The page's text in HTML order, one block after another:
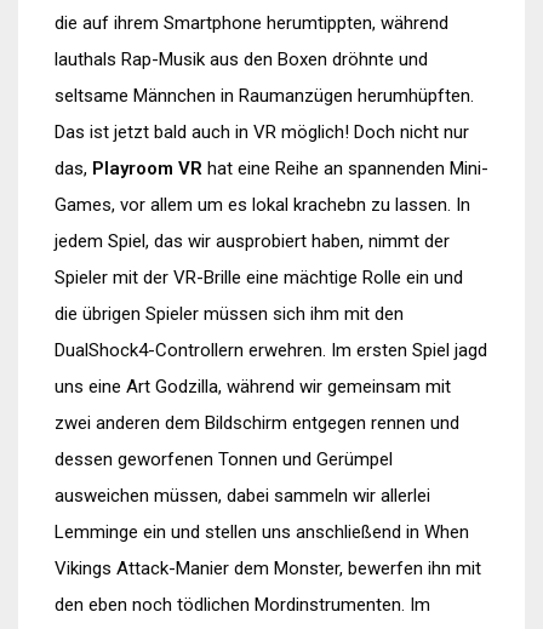
die auf ihrem Smartphone herumtippten, während
lauthals Rap-Musik aus den Boxen dröhnte und
seltsame Männchen in Raumanzügen herumhüpften.
Das ist jetzt bald auch in VR möglich! Doch nicht nur
das, Playroom VR hat eine Reihe an spannenden Mini-
Games, vor allem um es lokal krachebn zu lassen. In
jedem Spiel, das wir ausprobiert haben, nimmt der
Spieler mit der VR-Brille eine mächtige Rolle ein und
die übrigen Spieler müssen sich ihm mit den
DualShock4-Controllern erwehren. Im ersten Spiel jagd
uns eine Art Godzilla, während wir gemeinsam mit
zwei anderen dem Bildschirm entgegen rennen und
dessen geworfenen Tonnen und Gerümpel
ausweichen müssen, dabei sammeln wir allerlei
Lemminge ein und stellen uns anschließend in When
Vikings Attack-Manier dem Monster, bewerfen ihn mit
den eben noch tödlichen Mordinstrumenten. Im